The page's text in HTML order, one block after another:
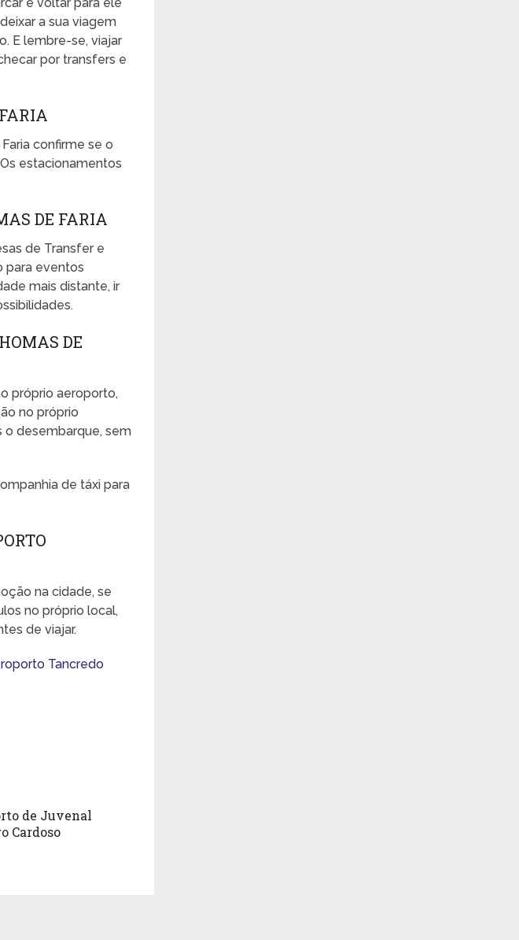
a sua viagem
E lembre-se, viajar
por transfers e
confirme se o
estacionamentos
DE FARIA
de Transfer e
para eventos
mais distante, ir
DE
próprio aeroporto,
no próprio
o desembarque, sem
de táxi para
na cidade, se
no próprio local,
de viajar.
Tancredo
de Juvenal
Cardoso